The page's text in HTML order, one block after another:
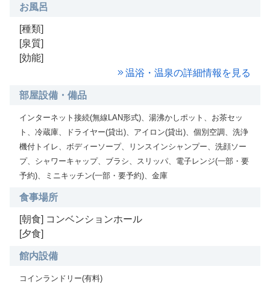
お風呂
[種類]
[泉質]
[効能]
温浴・温泉の詳細情報を見る
部屋設備・備品
インターネット接続(無線LAN形式)、湯沸かしポット、お茶セッ
ト、冷蔵庫、ドライヤー(貸出)、アイロン(貸出)、個別空調、洗浄
機付トイレ、ボディーソープ、リンスインシャンプー、洗顔ソー
プ、シャワーキャップ、ブラシ、スリッパ、電子レンジ(一部・要
予約)、ミニキッチン(一部・要予約)、金庫
食事場所
[朝食] コンベンションホール
[夕食]
館内設備
コインランドリー(有料)